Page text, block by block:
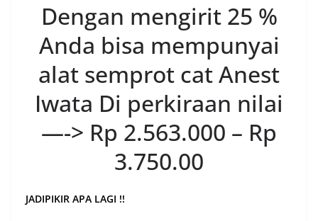
Dengan mengirit 25 %
Anda bisa mempunyai
alat semprot cat Anest
Iwata Di perkiraan nilai
—-> Rp 2.563.000 – Rp
3.750.00
JADIPIKIR APA LAGI !!